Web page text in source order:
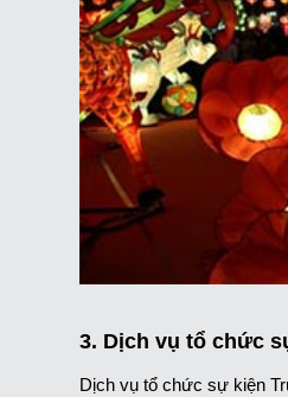
3. Dịch vụ tổ chức
Dịch vụ tổ chức sự kiện